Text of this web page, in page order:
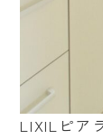
LIXILピア